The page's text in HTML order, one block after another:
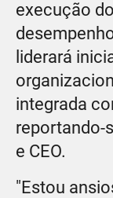
execução
liderará
integrada
reportando-
e CEO.
"Estou